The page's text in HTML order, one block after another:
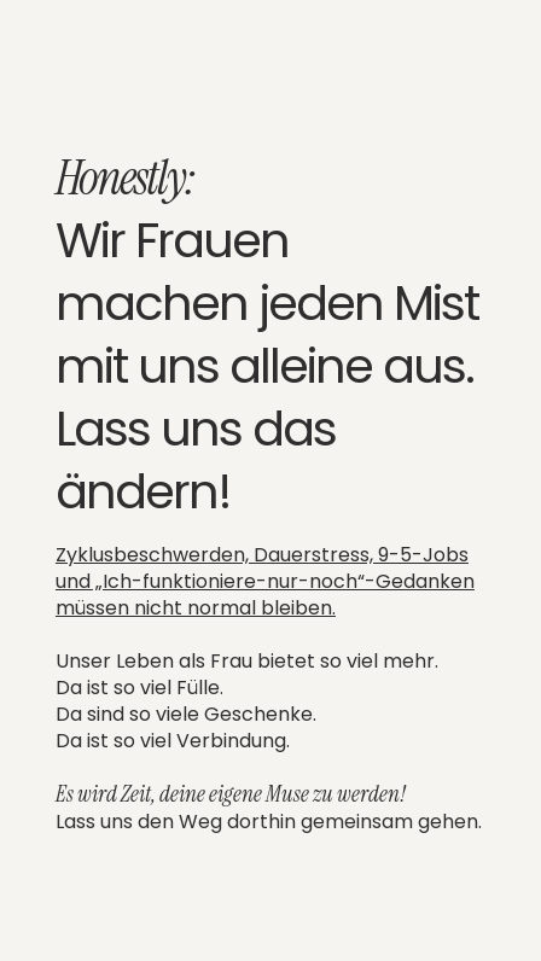
Honestly:
Wir Frauen
machen jeden Mist
mit uns alleine aus.
Lass uns das
ändern!
Zyklusbeschwerden, Dauerstress, 9-5-Jobs
und „Ich-funktioniere-nur-noch“-Gedanken
müssen nicht normal bleiben.
Unser Leben als Frau bietet so viel mehr.
Da ist so viel Fülle.
Da sind so viele Geschenke.
Da ist so viel Verbindung.
Es wird Zeit, deine eigene Muse zu werden!
Lass uns den Weg dorthin gemeinsam gehen.